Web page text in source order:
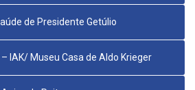
de Presidente Getúlio
IAK/ Museu Casa de Aldo Krieger